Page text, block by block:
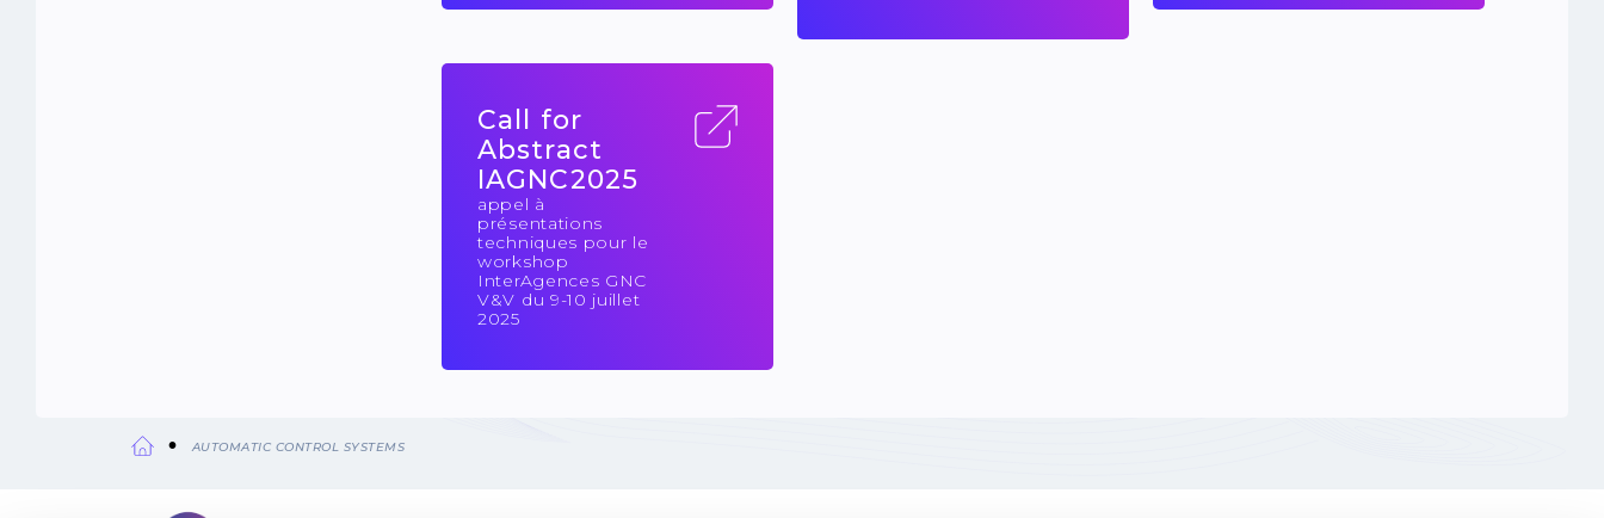
Call for
Abstract
IAGNC2025
appel à
présentations
techniques pour le
workshop
InterAgences GNC
V&V du 9-10 juillet
2025
Breadcrumb
AUTOMATIC CONTROL SYSTEMS